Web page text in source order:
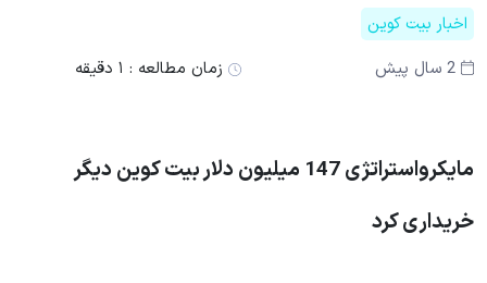
اخبار بیت کوین
2 سال پیش
زمان مطالعه : ۱ دقیقه
مایکرواستراتژی 147 میلیون دلار بیت کوین دیگر
خریداری کرد